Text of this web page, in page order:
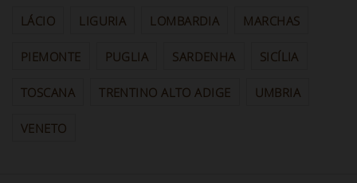
LÁCIO LIGURIA LOMBARDIA MARCHAS
PIEMONTE PUGLIA SARDENHA SICÍLIA
TOSCANA TRENTINO ALTO ADIGE UMBRIA
VENETO